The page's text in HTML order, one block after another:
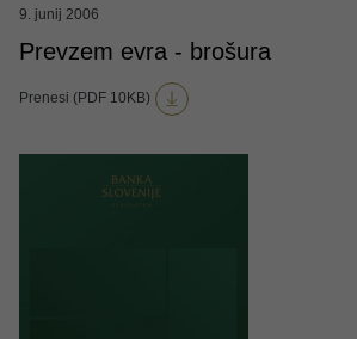
9. junij 2006
Prevzem evra - brošura
Prenesi (PDF 10KB)